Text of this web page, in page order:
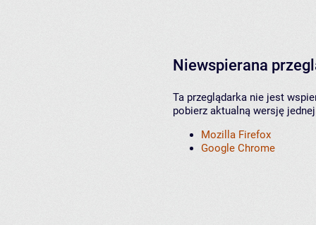
Niewspierana
Ta przeglądarka nie jest
pobierz aktualną wersję
Mozilla Firefox
Google Chrome